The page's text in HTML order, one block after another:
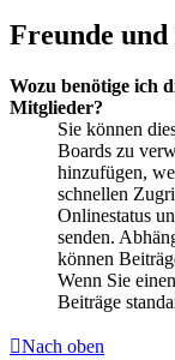
Freunde
Wozu benötige ich
Mitglieder?
Sie können
Boards zu
hinzufügen,
schnellen
Onlinestatus
senden.
können
Wenn Sie
Beiträge
Nach oben